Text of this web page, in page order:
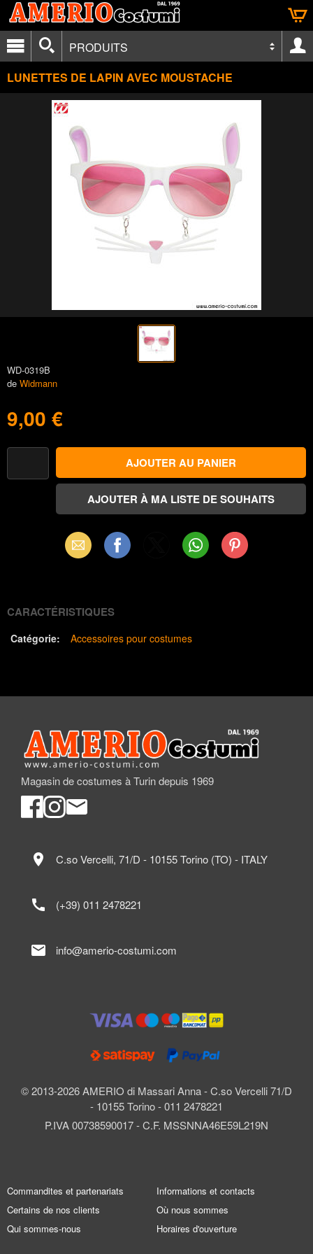
PRODUITS
LUNETTES DE LAPIN AVEC MOUSTACHE
WD-0319B
de Widmann
9,00 €
Email Facebook WhatsAppPinterest
CARACTÉRISTIQUES
Catégorie: Accessoires pour costumes
Magasin de costumes à Turin depuis 1969
© 2013-2026 AMERIO di Massari Anna - C.so Vercelli 71/D
- 10155 Torino - 011 2478221
P.IVA 00738590017 - C.F. MSSNNA46E59L219N
location_on C.so Vercelli, 71/D - 10155 Torino (TO) - ITALY
call (+39) 011 2478221
mail info@amerio-costumi.com
Commandites et partenariats
Certains de nos clients
Qui sommes-nous
Informations et contacts
Où nous sommes
Horaires d'ouverture